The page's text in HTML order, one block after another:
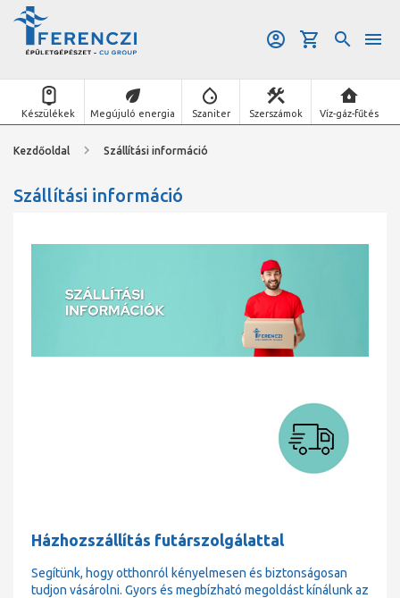
Készülékek Megújuló energia Szaniter Szerszámok Víz-gáz-fűtés
Kezdőoldal Szállítási információ
Szállítási információ
Házhozszállítás futárszolgálattal
Segítünk, hogy otthonról kényelmesen és biztonságosan
tudjon vásárolni. Gyors és megbízható megoldást kínálunk az